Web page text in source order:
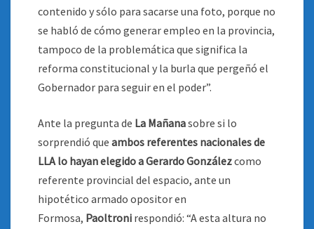
contenido y sólo para sacarse una foto, porque no
se habló de cómo generar empleo en la provincia,
tampoco de la problemática que significa la
reforma constitucional y la burla que pergeñó el
Gobernador para seguir en el poder”.
Ante la pregunta de La Mañanasobre si lo
sorprendió que ambos referentes nacionales de
LLA lo hayan elegido a Gerardo Gonzálezcomo
referente provincial del espacio, ante un
hipotético armado opositor en
Formosa, Paoltroni respondió: “A esta altura no